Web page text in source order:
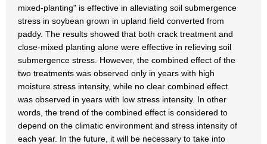
mixed-planting" is effective in alleviating soil submergence
stress in soybean grown in upland field converted from
paddy. The results showed that both crack treatment and
close-mixed planting alone were effective in relieving soil
submergence stress. However, the combined effect of the
two treatments was observed only in years with high
moisture stress intensity, while no clear combined effect
was observed in years with low stress intensity. In other
words, the trend of the combined effect is considered to
depend on the climatic environment and stress intensity of
each year. In the future, it will be necessary to take into